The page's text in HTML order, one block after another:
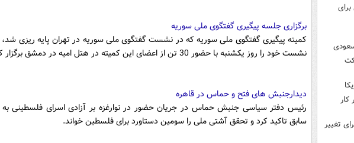
کار
تغییر
برگزاری جلسه پیگیری گفتگوی ملی سوریه
کمیته پیگیری گفتگوی ملی سوریه که در نشست گفتگوی ملی سوریه در تهران پایه ریزی شد،
نشست خود را روز یکشنبه با حضور 30 تن از اعضای این کمیته در هتل امیه در دمشق برگزار کرد.
دیدارجنبش های فتح و حماس در قاهره
رئیس دفتر سیاسی جنبش حماس در جریان حضور در نوارغزه بر آزادی اسرای فلسطینی
سابق تاکید کرد و تحقق آشتی ملی را سومین دستاورد برای فلسطین خواند.